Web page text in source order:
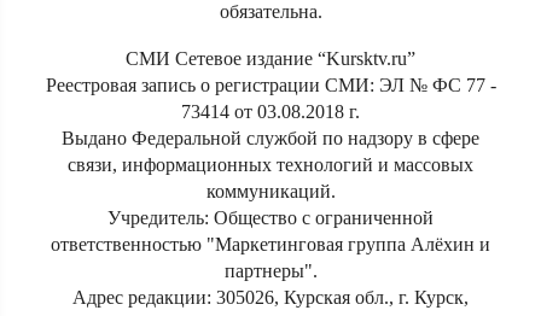
обязательна.
СМИ Сетевое издание “Kursktv.ru”
Реестровая запись о регистрации СМИ: ЭЛ № ФС 77 -
73414 от 03.08.2018 г.
Выдано Федеральной службой по надзору в сфере
связи, информационных технологий и массовых
коммуникаций.
Учредитель: Общество с ограниченной
ответственностью "Маркетинговая группа Алёхин и
партнеры".
Адрес редакции: 305026, Курская обл., г. Курск,